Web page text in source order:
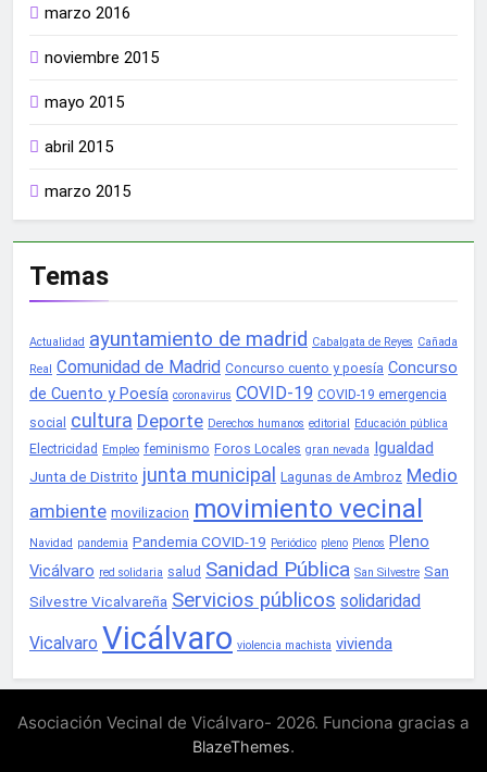
marzo 2016
noviembre 2015
mayo 2015
abril 2015
marzo 2015
Temas
Actualidad ayuntamiento de madrid Cabalgata de Reyes Cañada
Real
Comunidad de Madrid Concurso cuento y poesía Concurso
de Cuento y Poesía coronavirus COVID-19 COVID-19 emergencia
social
cultura Deporte Derechos humanos editorial Educación pública
Electricidad Empleo feminismo Foros Locales gran nevada Igualdad
Junta de Distrito junta municipal Lagunas de Ambroz Medio
ambiente movilizacion movimiento vecinal
Navidad pandemia Pandemia COVID-19 Periódico pleno Plenos Pleno
Vicálvaro red solidaria salud Sanidad Pública San Silvestre San
Silvestre Vicalvareña Servicios públicos solidaridad
Vicalvaro Vicálvaro violencia machista vivienda
Asociación Vecinal de Vicálvaro- 2026. Funciona gracias a
BlazeThemes.